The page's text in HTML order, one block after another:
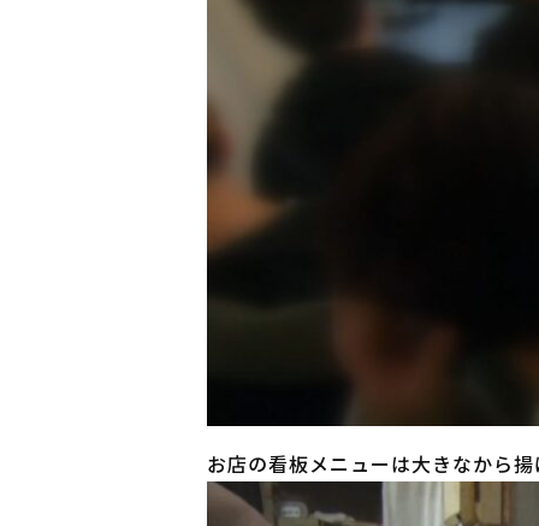
お店の看板メニューは大きなから